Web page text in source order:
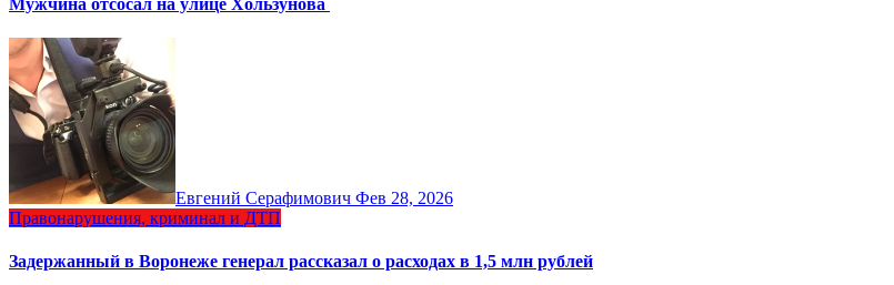
Мужчина отсосал на улице Хользунова
Евгений Серафимович Фев 28, 2026
Правонарушения, криминал и ДТП
Задержанный в Воронеже генерал рассказал о расходах в 1,5 млн рублей